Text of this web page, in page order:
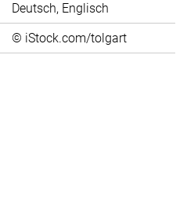
Deutsch, Englisch
© iStock.com/tolgart